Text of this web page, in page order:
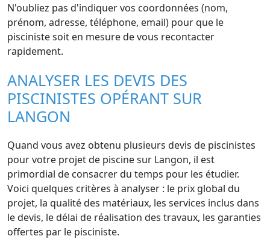
N'oubliez pas d'indiquer vos coordonnées (nom,
prénom, adresse, téléphone, email) pour que le
pisciniste soit en mesure de vous recontacter
rapidement.
ANALYSER LES DEVIS DES
PISCINISTES OPÉRANT SUR
LANGON
Quand vous avez obtenu plusieurs devis de piscinistes
pour votre projet de piscine sur Langon, il est
primordial de consacrer du temps pour les étudier.
Voici quelques critères à analyser : le prix global du
projet, la qualité des matériaux, les services inclus dans
le devis, le délai de réalisation des travaux, les garanties
offertes par le pisciniste.